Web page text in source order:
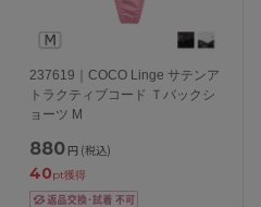
237619｜COCO Linge サテンア
トラクティブコード Ｔバックシ
ョーツ M
880 円 (税込)
40pt獲得